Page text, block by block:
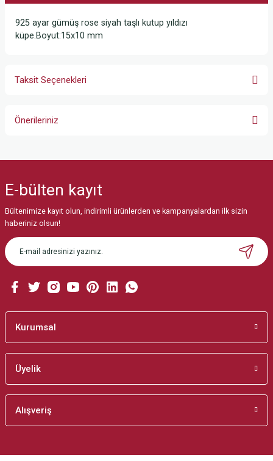
925 ayar gümüş rose siyah taşlı kutup yıldızı
küpe.Boyut:15x10 mm
Taksit Seçenekleri
Önerileriniz
Görüş ve önerileriniz için teşekkür ederiz.
Ürün resmi kalitesiz, bozuk veya görüntülenemiyor.
Ürün açıklamasında eksik bilgiler bulunuyor.
Ürün bilgilerinde hatalar bulunuyor.
Bu ürüne benzer farklı alternatifler olmalı.
E-bülten kayıt
Bültenimize kayıt olun, indirimli ürünlerden ve kampanyalardan ilk sizin
haberiniz olsun!
Kurumsal
Üyelik
Alışveriş